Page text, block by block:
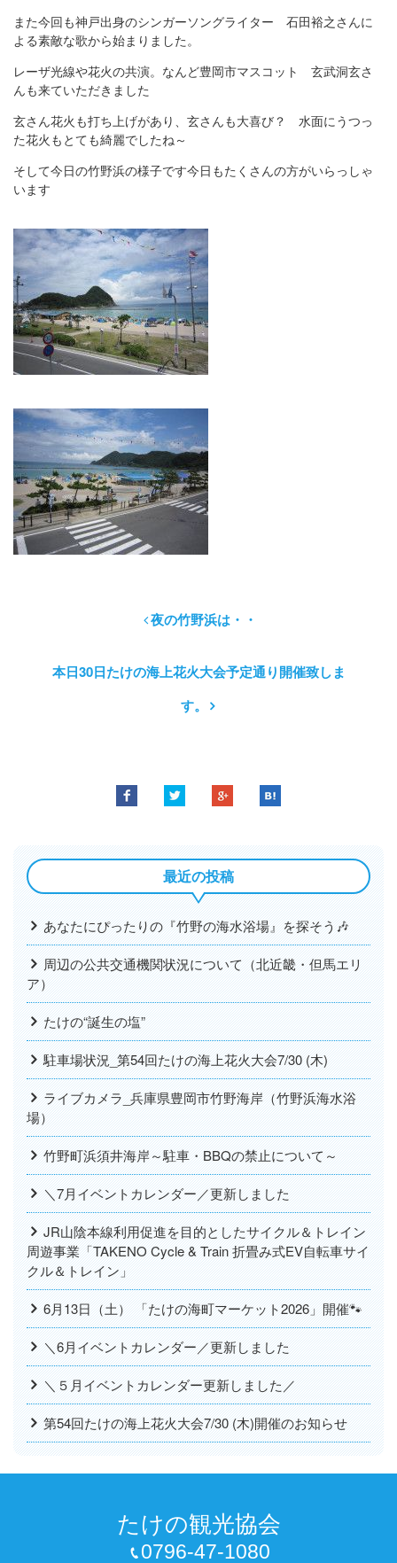
また今回も神戸出身のシンガーソングライター 石田裕之さんに
よる素敵な歌から始まりました。
レーザ光線や花火の共演。なんど豊岡市マスコット 玄武洞玄さ
んも来ていただきました
玄さん花火も打ち上げがあり、玄さんも大喜び？ 水面にうつっ
た花火もとても綺麗でしたね～
そして今日の竹野浜の様子です今日もたくさんの方がいらっしゃ
います
夜の竹野浜は・・
本日30日たけの海上花火大会予定通り開催致しま
す。
最近の投稿
あなたにぴったりの『竹野の海水浴場』を探そう🎶
周辺の公共交通機関状況について（北近畿・但馬エリ
ア）
たけの“誕生の塩”
駐車場状況_第54回たけの海上花火大会7/30 (木)
ライブカメラ_兵庫県豊岡市竹野海岸（竹野浜海水浴
場）
竹野町浜須井海岸～駐車・BBQの禁止について～
＼7月イベントカレンダー／更新しました
JR山陰本線利用促進を目的としたサイクル＆トレイン
周遊事業「TAKENO Cycle & Train 折畳み式EV自転車サイ
クル＆トレイン」
6月13日（土） 「たけの海町マーケット2026」開催🐾
＼6月イベントカレンダー／更新しました
＼５月イベントカレンダー更新しました／
第54回たけの海上花火大会7/30 (木)開催のお知らせ
たけの観光協会
0796-47-1080